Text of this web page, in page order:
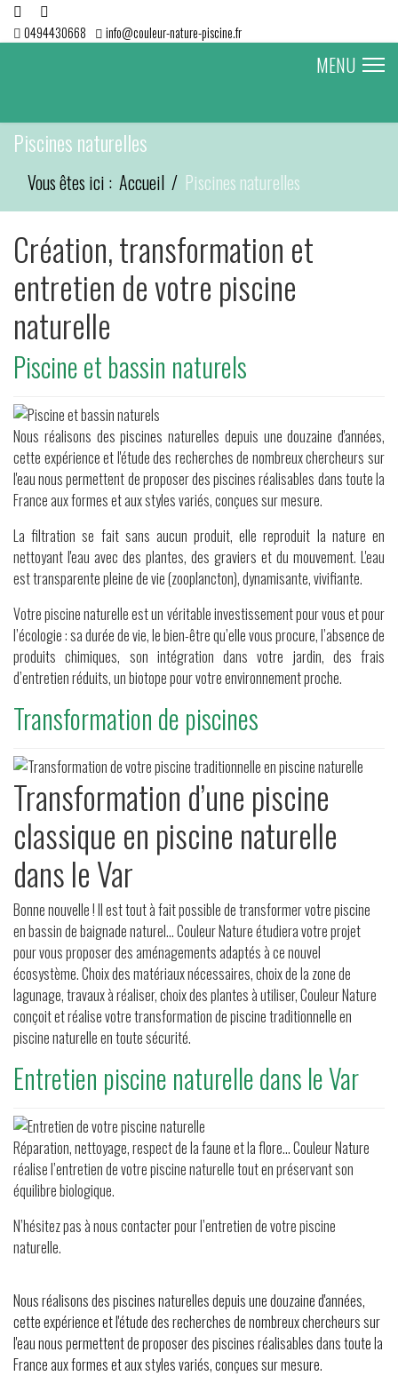
0494430668 info@couleur-nature-piscine.fr
MENU
Piscines naturelles
Vous êtes ici : Accueil Piscines naturelles
Création, transformation et
entretien de votre piscine
naturelle
Piscine et bassin naturels
Nous réalisons des piscines naturelles depuis une douzaine d'années,
cette expérience et l'étude des recherches de nombreux chercheurs sur
l'eau nous permettent de proposer des piscines réalisables dans toute la
France aux formes et aux styles variés, conçues sur mesure.
La filtration se fait sans aucun produit, elle reproduit la nature en
nettoyant l'eau avec des plantes, des graviers et du mouvement. L'eau
est transparente pleine de vie (zooplancton), dynamisante, vivifiante.
Votre piscine naturelle est un véritable investissement pour vous et pour
l’écologie : sa durée de vie, le bien-être qu’elle vous procure, l’absence de
produits chimiques, son intégration dans votre jardin, des frais
d’entretien réduits, un biotope pour votre environnement proche.
Transformation de piscines
Transformation d’une piscine
classique en piscine naturelle
dans le Var
Bonne nouvelle ! Il est tout à fait possible de transformer votre piscine
en bassin de baignade naturel… Couleur Nature étudiera votre projet
pour vous proposer des aménagements adaptés à ce nouvel
écosystème. Choix des matériaux nécessaires, choix de la zone de
lagunage, travaux à réaliser, choix des plantes à utiliser, Couleur Nature
conçoit et réalise votre transformation de piscine traditionnelle en
piscine naturelle en toute sécurité.
Entretien piscine naturelle dans le Var
Réparation, nettoyage, respect de la faune et la flore... Couleur Nature
réalise l’entretien de votre piscine naturelle tout en préservant son
équilibre biologique.
N’hésitez pas à nous contacter pour l’entretien de votre piscine
naturelle.
Nous réalisons des piscines naturelles depuis une douzaine d'années,
cette expérience et l'étude des recherches de nombreux chercheurs sur
l'eau nous permettent de proposer des piscines réalisables dans toute la
France aux formes et aux styles variés, conçues sur mesure.